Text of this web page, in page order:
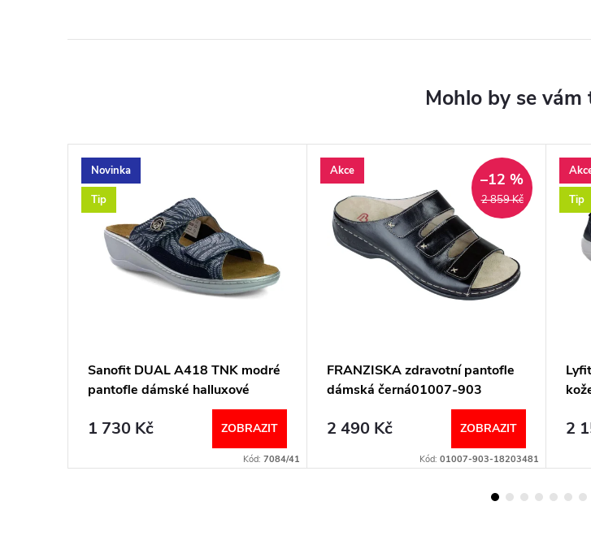
Novinka
Tip
Sanofit DUAL A418 TNK modré
pantofle dámské halluxové
1 730 Kč ZOBRAZIT
Kód: 7084/41
Akce
2 859 Kč
–12 %
FRANZISKA zdravotní pantofle
dámská černá01007-903
2 490 Kč ZOBRAZIT
Kód: 01007-903-18203481
Tip
2